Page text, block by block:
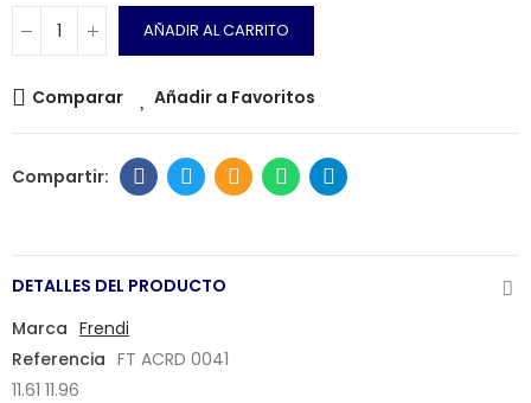
AÑADIR AL CARRITO
Comparar Añadir a Favoritos
DETALLES DEL PRODUCTO
Marca Frendi
Referencia FT ACRD 0041
11.61 11.96